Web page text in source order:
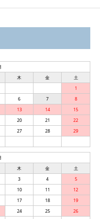
木 金
土
1
6 7
8
13 14
15
20 21
22
27 28
29
木 金
土
3 4
5
10 11
12
17 18
19
24 25
26